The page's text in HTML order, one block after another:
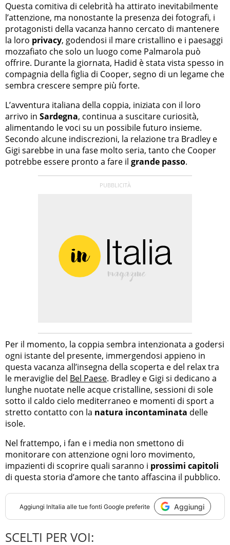
Questa comitiva di celebrità ha attirato inevitabilmente
l’attenzione, ma nonostante la presenza dei fotografi, i
protagonisti della vacanza hanno cercato di mantenere
la loro privacy, godendosi il mare cristallino e i paesaggi
mozzafiato che solo un luogo come Palmarola può
offrire. Durante la giornata, Hadid è stata vista spesso in
compagnia della figlia di Cooper, segno di un legame che
sembra crescere sempre più forte.
L’avventura italiana della coppia, iniziata con il loro
arrivo in Sardegna, continua a suscitare curiosità,
alimentando le voci su un possibile futuro insieme.
Secondo alcune indiscrezioni, la relazione tra Bradley e
Gigi sarebbe in una fase molto seria, tanto che Cooper
potrebbe essere pronto a fare il grande passo.
Per il momento, la coppia sembra intenzionata a godersi
ogni istante del presente, immergendosi appieno in
questa vacanza all’insegna della scoperta e del relax tra
le meraviglie del Bel Paese. Bradley e Gigi si dedicano a
lunghe nuotate nelle acque cristalline, sessioni di sole
sotto il caldo cielo mediterraneo e momenti di sport a
stretto contatto con la natura incontaminata delle
isole.
Nel frattempo, i fan e i media non smettono di
monitorare con attenzione ogni loro movimento,
impazienti di scoprire quali saranno i prossimi capitoli
di questa storia d’amore che tanto affascina il pubblico.
Aggiungi InItalia alle tue fonti Google preferite Aggiungi
SCELTI PER VOI: